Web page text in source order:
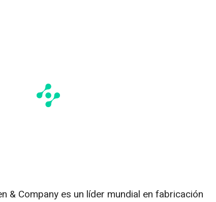
& Company es un líder mundial en fabricación